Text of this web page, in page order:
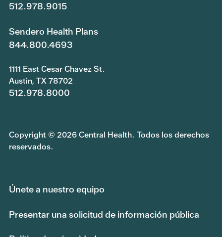
512.978.9015
Sendero Health Plans
844.800.4693
1111 East Cesar Chavez St.
Austin, TX 78702
512.978.8000
Copyright © 2026 Central Health. Todos los derechos
reservados.
Únete a nuestro equipo
Presentar una solicitud de información pública